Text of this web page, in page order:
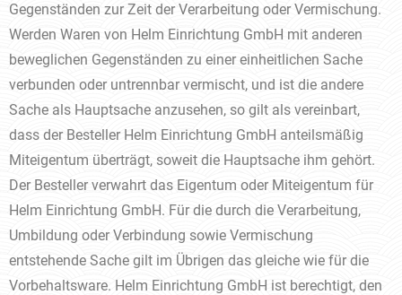
Gegenständen zur Zeit der Verarbeitung oder Vermischung.
Werden Waren von Helm Einrichtung GmbH mit anderen
beweglichen Gegenständen zu einer einheitlichen Sache
verbunden oder untrennbar vermischt, und ist die andere
Sache als Hauptsache anzusehen, so gilt als vereinbart,
dass der Besteller Helm Einrichtung GmbH anteilsmäßig
Miteigentum überträgt, soweit die Hauptsache ihm gehört.
Der Besteller verwahrt das Eigentum oder Miteigentum für
Helm Einrichtung GmbH. Für die durch die Verarbeitung,
Umbildung oder Verbindung sowie Vermischung
entstehende Sache gilt im Übrigen das gleiche wie für die
Vorbehaltsware. Helm Einrichtung GmbH ist berechtigt, den